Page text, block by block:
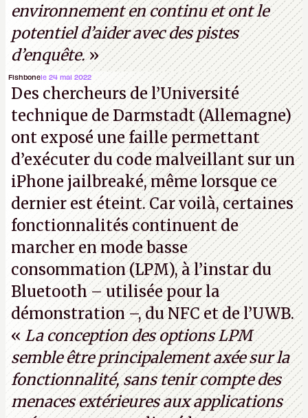
environnement en continu et ont le
potentiel d’aider avec des pistes
d’enquête.»
Fishbonele 24 mai 2022
Des chercheurs de l’Université
technique de Darmstadt (Allemagne)
ont exposé une faille permettant
d’exécuter du code malveillant sur un
iPhone jailbreaké, même lorsque ce
dernier est éteint. Car voilà, certaines
fonctionnalités continuent de
marcher en mode basse
consommation (LPM), à l’instar du
Bluetooth – utilisée pour la
démonstration –, du NFC et de l’UWB.
« La conception des options LPM
semble être principalement axée sur la
fonctionnalité, sans tenir compte des
menaces extérieures aux applications